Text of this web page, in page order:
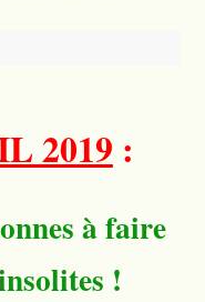
2019 :
à faire
!